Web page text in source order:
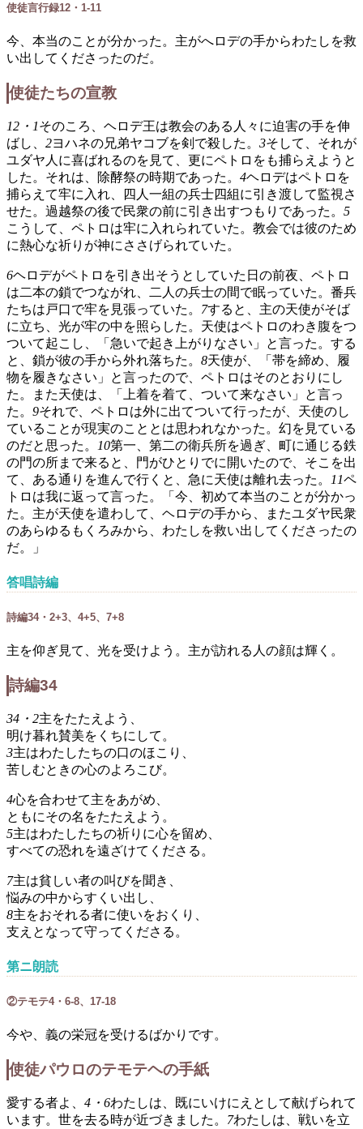
使徒言行録12・1-11
今、本当のことが分かった。主がへロデの手からわたしを救
い出してくださったのだ。
使徒たちの宣教
12・1そのころ、ヘロデ王は教会のある人々に迫害の手を伸
ばし、 2ヨハネの兄弟ヤコブを剣で殺した。 3そして、それが
ユダヤ人に喜ばれるのを見て、更にペトロをも捕らえようと
した。それは、除酵祭の時期であった。 4ヘロデはペトロを
捕らえて牢に入れ、四人一組の兵士四組に引き渡して監視さ
せた。過越祭の後で民衆の前に引き出すつもりであった。 5
こうして、ペトロは牢に入れられていた。教会では彼のため
に熱心な祈りが神にささげられていた。
6ヘロデがペトロを引き出そうとしていた日の前夜、ペトロ
は二本の鎖でつながれ、二人の兵士の間で眠っていた。番兵
たちは戸口で牢を見張っていた。 7すると、主の天使がそば
に立ち、光が牢の中を照らした。天使はペトロのわき腹をつ
ついて起こし、「急いで起き上がりなさい」と言った。する
と、鎖が彼の手から外れ落ちた。 8天使が、「帯を締め、履
物を履きなさい」と言ったので、ペトロはそのとおりにし
た。また天使は、「上着を着て、ついて来なさい」と言っ
た。 9それで、ペトロは外に出てついて行ったが、天使のし
ていることが現実のこととは思われなかった。幻を見ている
のだと思った。
10第一、第二の衛兵所を過ぎ、町に通じる鉄
の門の所まで来ると、門がひとりでに開いたので、そこを出
て、ある通りを進んで行くと、急に天使は離れ去った。
11ペ
トロは我に返って言った。「今、初めて本当のことが分かっ
た。主が天使を遣わして、ヘロデの手から、またユダヤ民衆
のあらゆるもくろみから、わたしを救い出してくださったの
だ。」
答唱詩編
詩編34・2+3、4+5、7+8
主を仰ぎ見て、光を受けよう。主が訪れる人の顔は輝く。
詩編34
34・2主をたたえよう、
明け暮れ賛美をくちにして。
3主はわたしたちの口のほこり、
苦しむときの心のよろこび。
4心を合わせて主をあがめ、
ともにその名をたたえよう。
5主はわたしたちの祈りに心を留め、
すべての恐れを遠ざけてくださる。
7主は貧しい者の叫びを聞き、
悩みの中からすくい出し、
8主をおそれる者に使いをおくり、
支えとなって守ってくださる。
第ニ朗読
②テモテ4・6-8、17-18
今や、義の栄冠を受けるばかりです。
使徒パウロのテモテヘの手紙
愛する者よ、 4・6わたしは、既にいけにえとして献げられて
います。世を去る時が近づきました。 7わたしは、戦いを立